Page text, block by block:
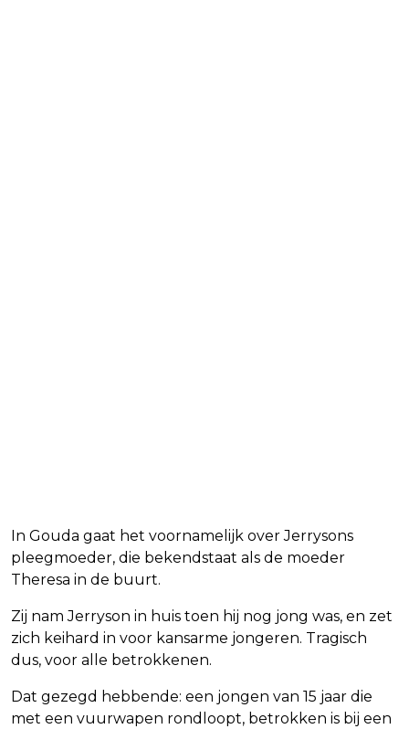
In Gouda gaat het voornamelijk over Jerrysons
pleegmoeder, die bekendstaat als de moeder
Theresa in de buurt.
Zij nam Jerryson in huis toen hij nog jong was, en zet
zich keihard in voor kansarme jongeren. Tragisch
dus, voor alle betrokkenen.
Dat gezegd hebbende: een jongen van 15 jaar die
met een vuurwapen rondloopt, betrokken is bij een